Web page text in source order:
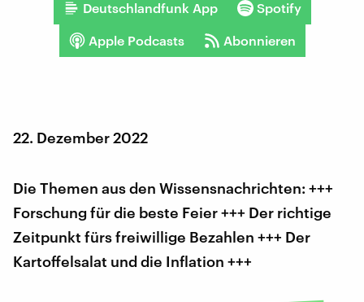
Deutschlandfunk App Spotify
Apple Podcasts Abonnieren
22. Dezember 2022
Die Themen aus den Wissensnachrichten: +++
Forschung für die beste Feier +++ Der richtige
Zeitpunkt fürs freiwillige Bezahlen +++ Der
Kartoffelsalat und die Inflation +++